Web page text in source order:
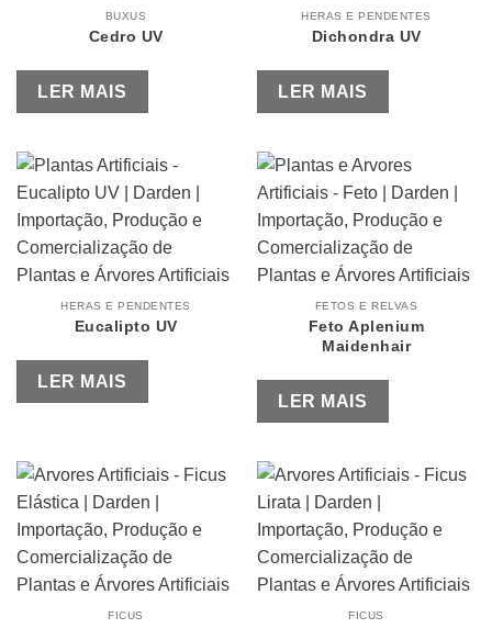
BUXUS
Cedro UV
LER MAIS
HERAS E PENDENTES
Dichondra UV
LER MAIS
HERAS E PENDENTES
Eucalipto UV
LER MAIS
FETOS E RELVAS
Feto Aplenium
Maidenhair
LER MAIS
FICUS FICUS